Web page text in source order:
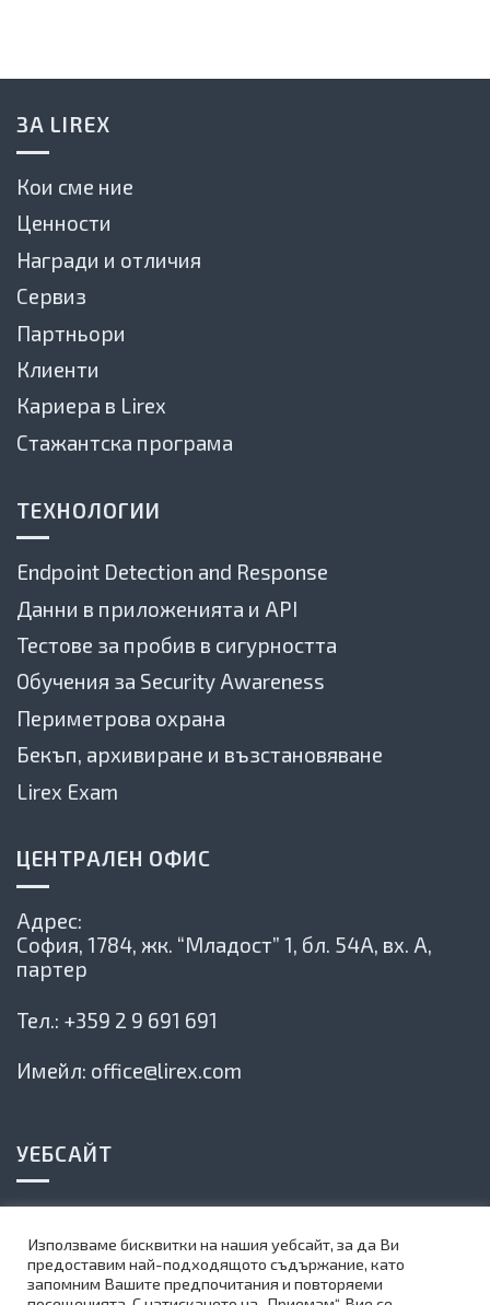
ЗА LIREX
Кои сме ние
Ценности
Награди и отличия
Сервиз
Партньори
Клиенти
Кариера в Lirex
Стажантска програма
ТЕХНОЛОГИИ
Endpoint Detection and Response
Данни в приложенията и API
Тестове за пробив в сигурността
Обучения за Security Awareness
Периметрова охрана
Бекъп, архивиране и възстановяване
Lirex Exam
ЦЕНТРАЛЕН ОФИС
Адрес:
София, 1784, жк. “Младост” 1, бл. 54А, вх. А,
партер
Тел.: +359 2 9 691 691
Имейл: office@lirex.com
УЕБСАЙТ
Политика на сайта
Карта на сайта
Абонирай се за нашия бюлетин
Използваме бисквитки на нашия уебсайт, за да Ви
предоставим най-подходящото съдържание, като
запомним Вашите предпочитания и повторяеми